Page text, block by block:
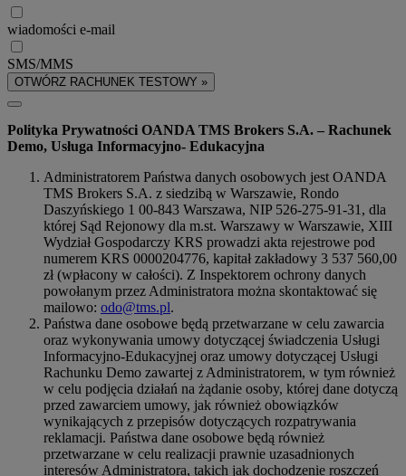
wiadomości e-mail
SMS/MMS
OTWÓRZ RACHUNEK TESTOWY »
Polityka Prywatności OANDA TMS Brokers S.A. – Rachunek
Demo, Usługa Informacyjno- Edukacyjna
Administratorem Państwa danych osobowych jest OANDA
TMS Brokers S.A. z siedzibą w Warszawie, Rondo
Daszyńskiego 1 00-843 Warszawa, NIP 526-275-91-31, dla
której Sąd Rejonowy dla m.st. Warszawy w Warszawie, XIII
Wydział Gospodarczy KRS prowadzi akta rejestrowe pod
numerem KRS 0000204776, kapitał zakładowy 3 537 560,00
zł (wpłacony w całości). Z Inspektorem ochrony danych
powołanym przez Administratora można skontaktować się
mailowo: odo@tms.pl.
Państwa dane osobowe będą przetwarzane w celu zawarcia
oraz wykonywania umowy dotyczącej świadczenia Usługi
Informacyjno-Edukacyjnej oraz umowy dotyczącej Usługi
Rachunku Demo zawartej z Administratorem, w tym również
w celu podjęcia działań na żądanie osoby, której dane dotyczą
przed zawarciem umowy, jak również obowiązków
wynikających z przepisów dotyczących rozpatrywania
reklamacji. Państwa dane osobowe będą również
przetwarzane w celu realizacji prawnie uzasadnionych
interesów Administratora, takich jak dochodzenie roszczeń